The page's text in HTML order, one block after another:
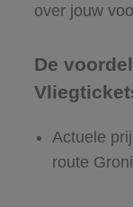
over jouw
De
Actuele
route